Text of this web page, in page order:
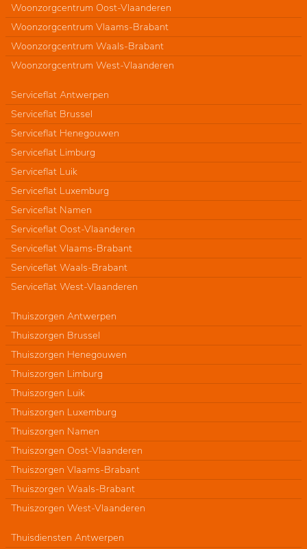
Woonzorgcentrum Oost-Vlaanderen
Woonzorgcentrum Vlaams-Brabant
Woonzorgcentrum Waals-Brabant
Woonzorgcentrum West-Vlaanderen
Serviceflat Antwerpen
Serviceflat Brussel
Serviceflat Henegouwen
Serviceflat Limburg
Serviceflat Luik
Serviceflat Luxemburg
Serviceflat Namen
Serviceflat Oost-Vlaanderen
Serviceflat Vlaams-Brabant
Serviceflat Waals-Brabant
Serviceflat West-Vlaanderen
Thuiszorgen Antwerpen
Thuiszorgen Brussel
Thuiszorgen Henegouwen
Thuiszorgen Limburg
Thuiszorgen Luik
Thuiszorgen Luxemburg
Thuiszorgen Namen
Thuiszorgen Oost-Vlaanderen
Thuiszorgen Vlaams-Brabant
Thuiszorgen Waals-Brabant
Thuiszorgen West-Vlaanderen
Thuisdiensten Antwerpen